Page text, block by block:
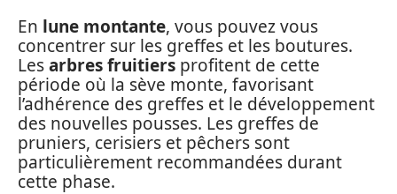
En lune montante, vous pouvez vous
concentrer sur les greffes et les boutures.
Lesarbres fruitiers profitent de cette
période où la sève monte, favorisant
l’adhérence des greffes et le développement
des nouvelles pousses. Les greffes de
pruniers, cerisiers et pêchers sont
particulièrement recommandées durant
cette phase.